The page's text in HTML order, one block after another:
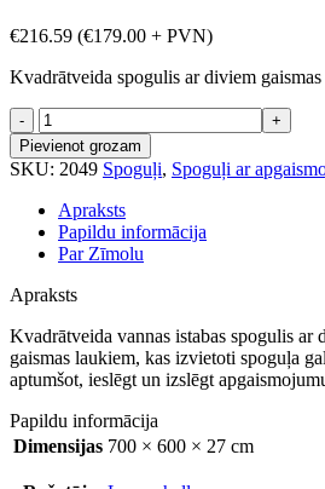
€216.59 (€179.00 + PVN)
Kvadrātveida spogulis ar diviem
Norline
Vega
spogulis
600x700mm
daudzums
Pievienot grozam
SKU: 2049 Spoguļi, Spoguļi ar
Apraksts
Papildu informācija
Par Zīmolu
Apraksts
Kvadrātveida vannas istabas spogulis
gaismas laukiem, kas izvietoti spoguļa
aptumšot, ieslēgt un izslēgt
Papildu informācija
Dimensijas 700 × 600 × 27 cm